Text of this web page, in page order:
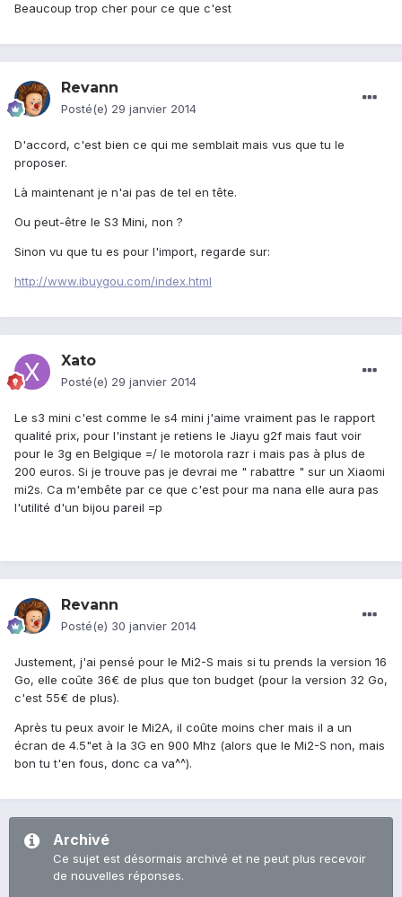
Beaucoup trop cher pour ce que c'est
Revann
Posté(e) 29 janvier 2014
D'accord, c'est bien ce qui me semblait mais vus que tu le
proposer.
Là maintenant je n'ai pas de tel en tête.
Ou peut-être le S3 Mini, non ?
Sinon vu que tu es pour l'import, regarde sur:
http://www.ibuygou.com/index.html
Xato
Posté(e) 29 janvier 2014
Le s3 mini c'est comme le s4 mini j'aime vraiment pas le rapport
qualité prix, pour l'instant je retiens le Jiayu g2f mais faut voir
pour le 3g en Belgique =/ le motorola razr i mais pas à plus de
200 euros. Si je trouve pas je devrai me " rabattre " sur un Xiaomi
mi2s. Ca m'embête par ce que c'est pour ma nana elle aura pas
l'utilité d'un bijou pareil =p
Revann
Posté(e) 30 janvier 2014
Justement, j'ai pensé pour le Mi2-S mais si tu prends la version 16
Go, elle coûte 36€ de plus que ton budget (pour la version 32 Go,
c'est 55€ de plus).
Après tu peux avoir le Mi2A, il coûte moins cher mais il a un
écran de 4.5"et à la 3G en 900 Mhz (alors que le Mi2-S non, mais
bon tu t'en fous, donc ca va^^).
Archivé
Ce sujet est désormais archivé et ne peut plus recevoir
de nouvelles réponses.